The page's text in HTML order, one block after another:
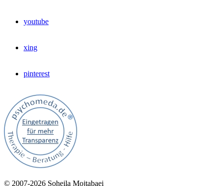
youtube
xing
pinterest
© 2007‑2026 Soheila Mojtabaei